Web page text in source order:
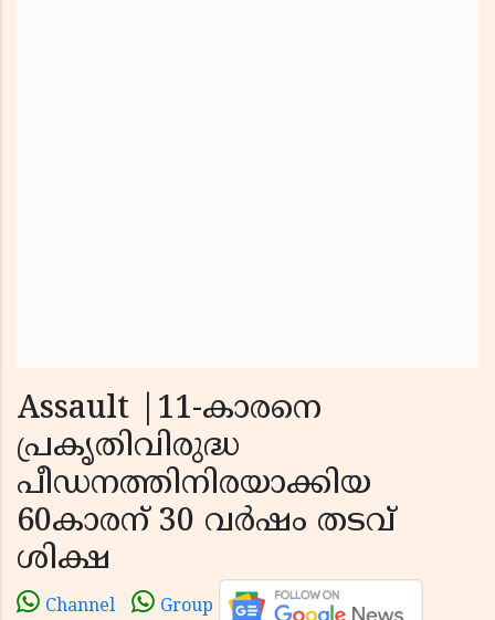
Assault |11-കാരനെ
പ്രകൃതിവിരുദ്ധ
പീഡനത്തിനിരയാക്കിയ
60കാരന് 30 വർഷം തടവ്
ശിക്ഷ
Channel Group